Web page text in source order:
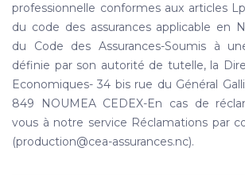
professionnelle conformes aux articles
du code des assurances applicable en
du Code des Assurances-Soumis à
définie par son autorité de tutelle, la
Economiques- 34 bis rue du Général
849 NOUMEA CEDEX-En cas de
vous à notre service Réclamations par
(production@cea-assurances.nc).